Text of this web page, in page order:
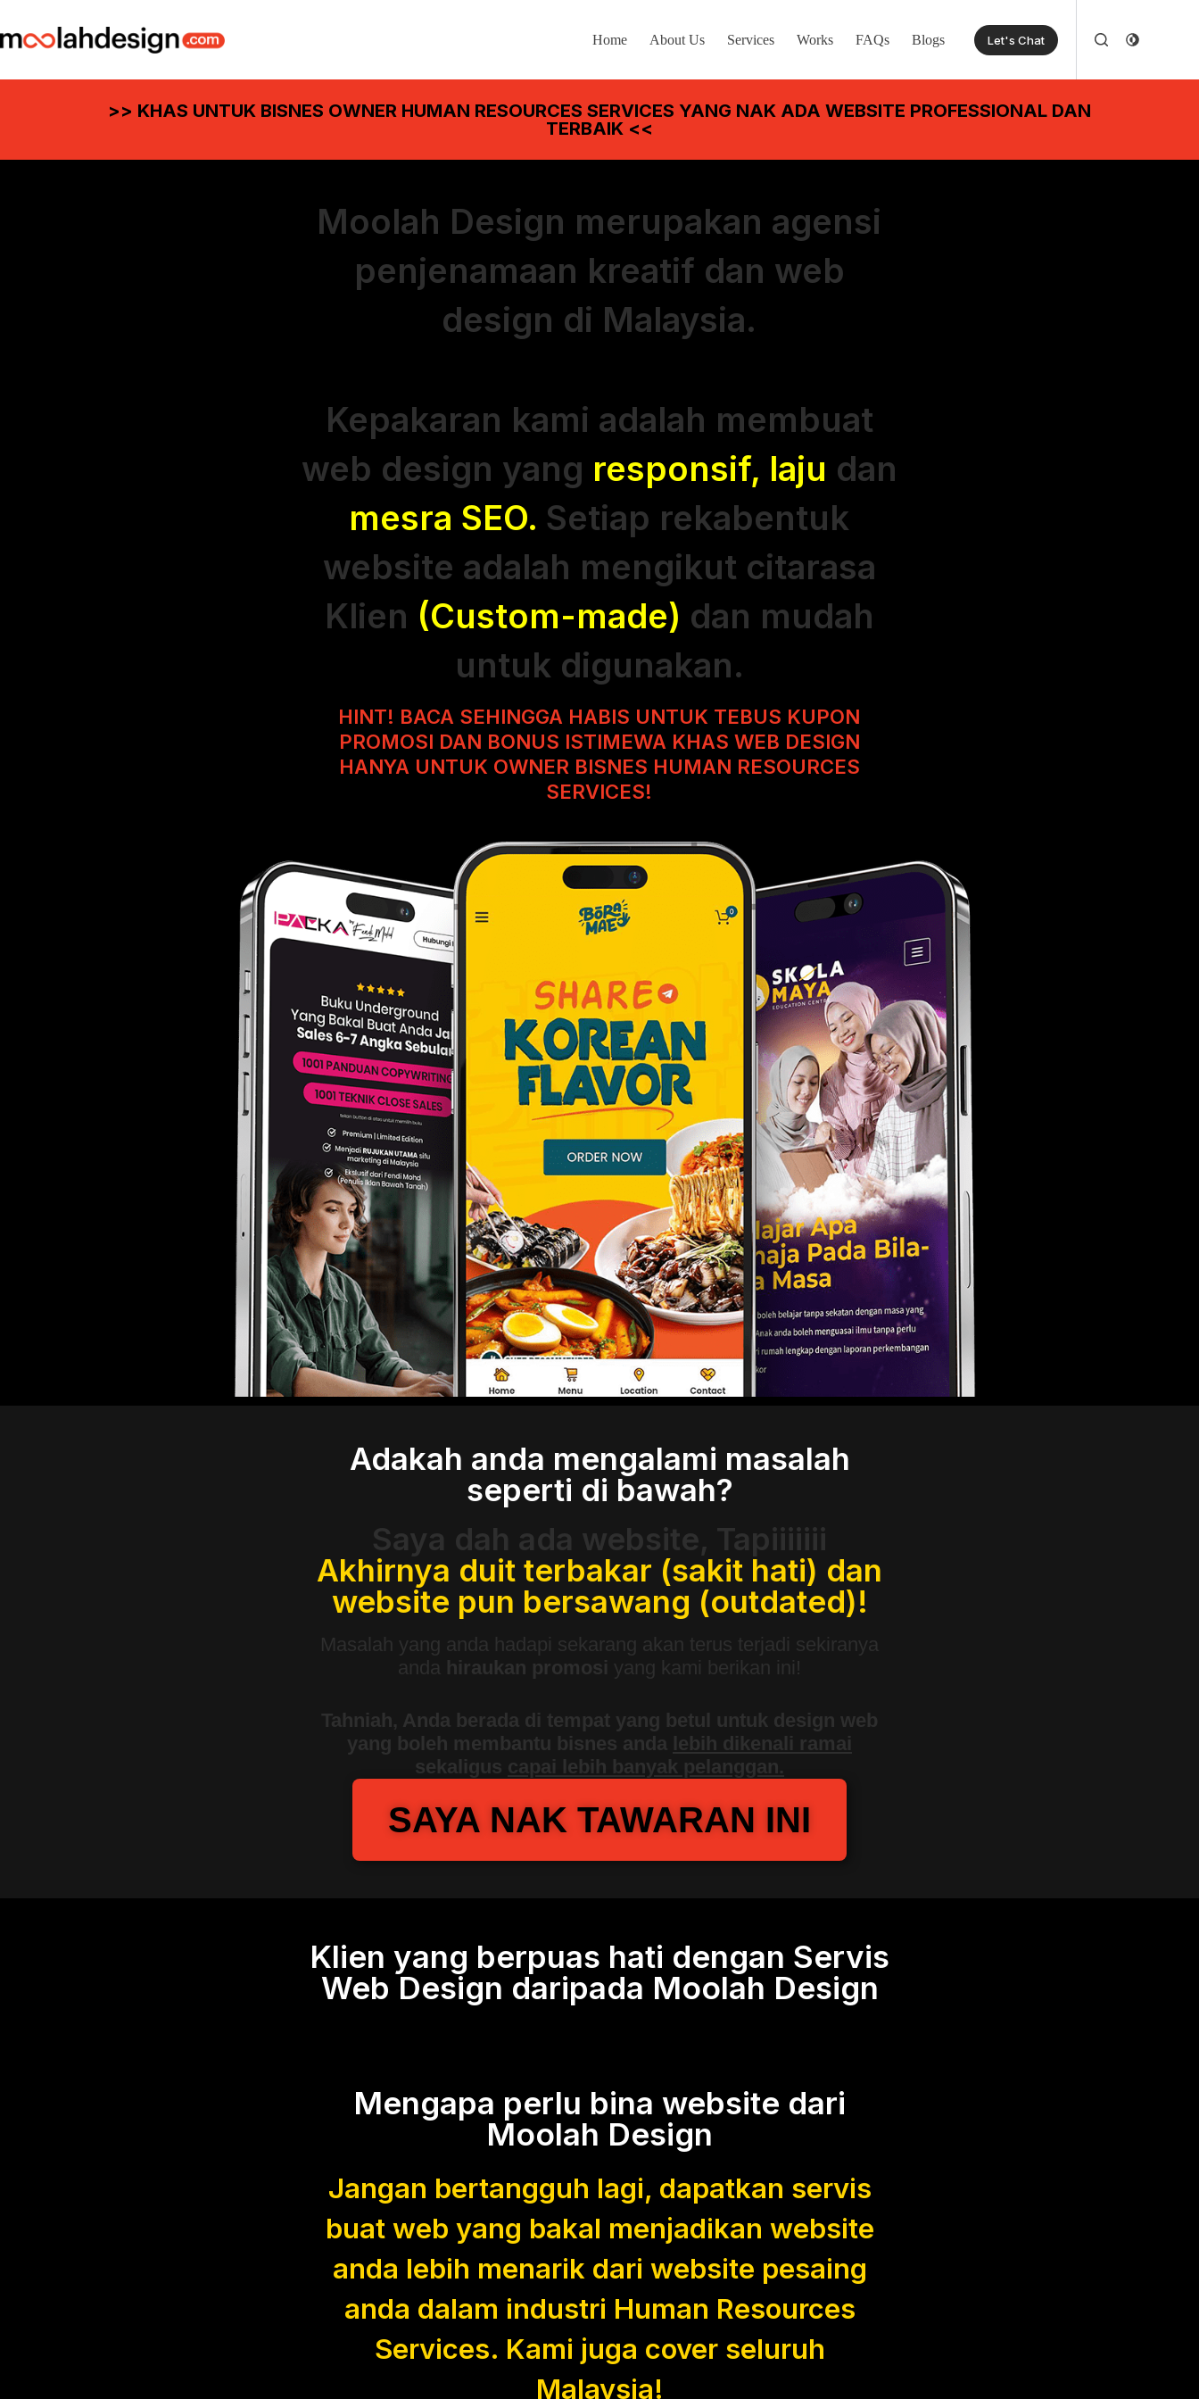
Home About Us Services Works FAQs Blogs Let's Chat
>> KHAS UNTUK BISNES OWNER HUMAN RESOURCES SERVICES YANG NAK ADA WEBSITE PROFESSIONAL DAN
TERBAIK <<
Moolah Design merupakan agensi
penjenamaan kreatif dan web
design di Malaysia.
Kepakaran kami adalah membuat
web design yang responsif, laju dan
mesra SEO. Setiap rekabentuk
website adalah mengikut citarasa
Klien (Custom-made) dan mudah
untuk digunakan.
HINT! BACA SEHINGGA HABIS UNTUK TEBUS KUPON
PROMOSI DAN BONUS ISTIMEWA KHAS WEB DESIGN
HANYA UNTUK OWNER BISNES HUMAN RESOURCES
SERVICES!
Adakah anda mengalami masalah
seperti di bawah?
Saya dah ada website, Tapiiiiiii
Akhirnya duit terbakar (sakit hati) dan
website pun bersawang (outdated)!
Masalah yang anda hadapi sekarang akan terus terjadi sekiranya
anda hiraukan promosi yang kami berikan ini!
Tahniah, Anda berada di tempat yang betul untuk design web
yang boleh membantu bisnes anda lebih dikenali ramai
sekaligus capai lebih banyak pelanggan.
SAYA NAK TAWARAN INI
Klien yang berpuas hati dengan Servis
Web Design daripada Moolah Design
Mengapa perlu bina website dari
Moolah Design
Jangan bertangguh lagi, dapatkan servis
buat web yang bakal menjadikan website
anda lebih menarik dari website pesaing
anda dalam industri Human Resources
Services. Kami juga cover seluruh
Malaysia!